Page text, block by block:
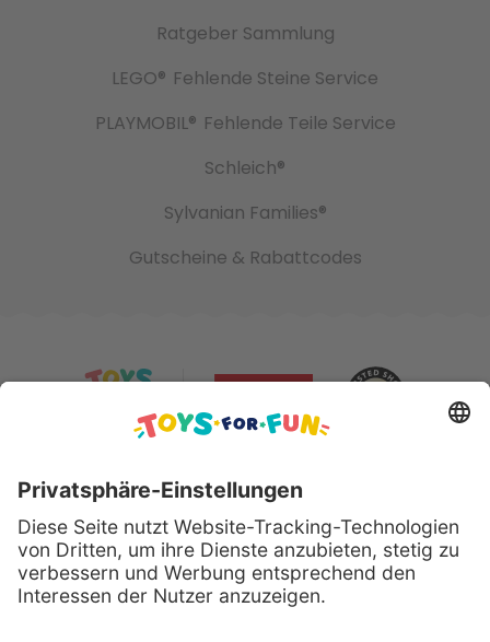
Ratgeber Sammlung
LEGO® Fehlende Steine Service
PLAYMOBIL® Fehlende Teile Service
Schleich®
Sylvanian Families®
Gutscheine & Rabattcodes
Sicher bezahlen mit: